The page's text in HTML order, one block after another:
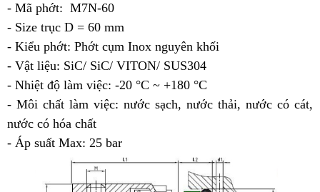
- Mã phớt: M7N-60
- Size trục D = 60 mm
- Kiểu phớt: Phớt cụm Inox nguyên khối
- Vật liệu: SiC/ SiC/ VITON/ SUS304
- Nhiệt độ làm việc: -20 °C ~ +180 °C
- Môi chất làm việc: nước sạch, nước thải, nước có cát,
nước có hóa chất
- Áp suất Max: 25 bar